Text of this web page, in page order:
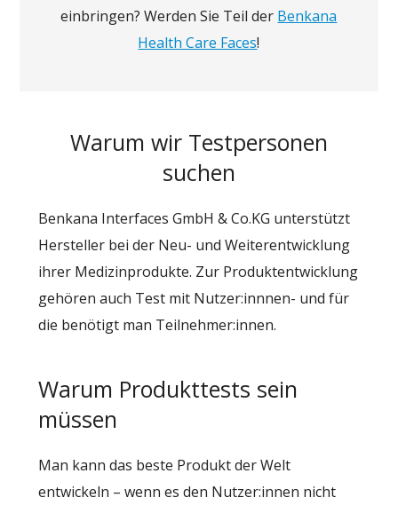
einbringen? Werden Sie Teil der Benkana
Health Care Faces!
Warum wir Testpersonen
suchen
Benkana Interfaces GmbH & Co.KG unterstützt
Hersteller bei der Neu- und Weiterentwicklung
ihrer Medizinprodukte. Zur Produktentwicklung
gehören auch Test mit Nutzer:innnen- und für
die benötigt man Teilnehmer:innen.
Warum Produkttests sein
müssen
Man kann das beste Produkt der Welt
entwickeln – wenn es den Nutzer:innen nicht